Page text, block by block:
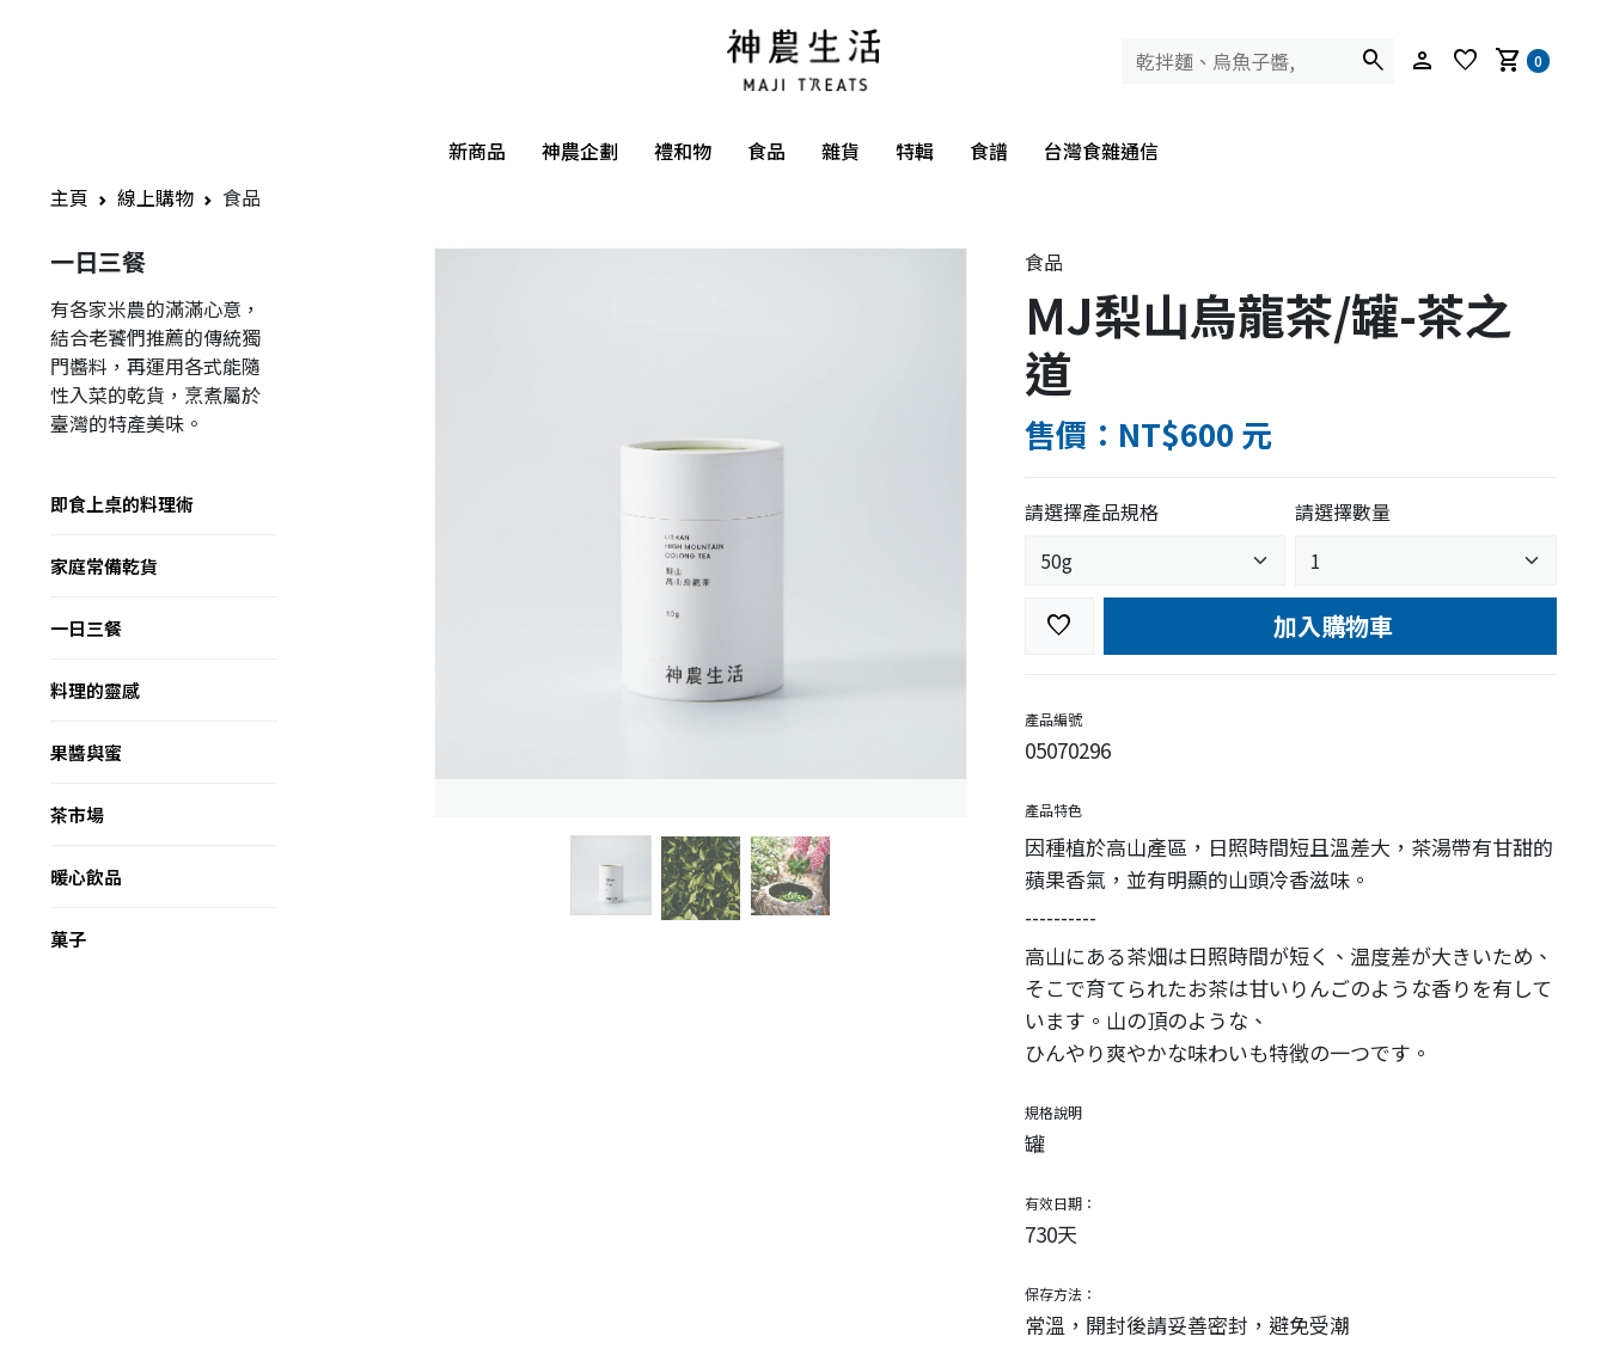
search person favorite shopping_cart 0
新商品 神農企劃 禮和物 食品 雜貨 特輯 食譜
台灣食雜通信
主頁
線上購物 食品
一日三餐
有各家米農的滿滿心意，
結合老饕們推薦的傳統獨
門醬料，再運用各式能隨
性入菜的乾貨，烹煮屬於
臺灣的特產美味。
即食上桌的料理術
家庭常備乾貨
一日三餐
料理的靈感
果醬與蜜
茶市場
暖心飲品
菓子
食品
MJ梨山烏龍茶/罐-茶之
道
售價：NT$600 元
請選擇產品規格 請選擇數量
favorite 加入購物車
產品編號
05070296
產品特色
因種植於高山產區，日照時間短且溫差大，茶湯帶有甘甜的
蘋果香氣，並有明顯的山頭冷香滋味。
----------
高山にある茶畑は日照時間が短く、温度差が大きいため、
そこで育てられたお茶は甘いりんごのような香りを有して
います。山の頂のような、
ひんやり爽やかな味わいも特徴の一つです。
規格說明
罐
有效日期：
730天
保存方法：
常溫，開封後請妥善密封，避免受潮